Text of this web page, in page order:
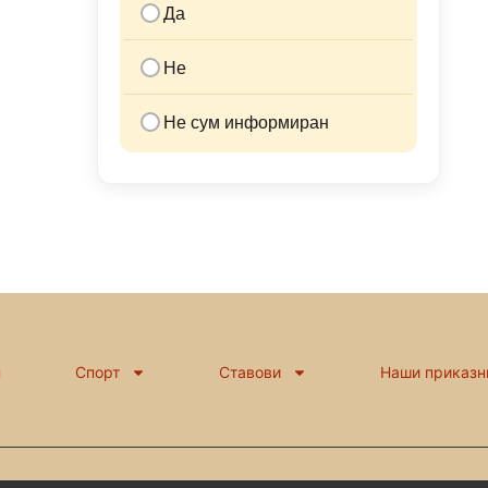
Да
Не
Не сум информиран
Спорт Ставови Наши